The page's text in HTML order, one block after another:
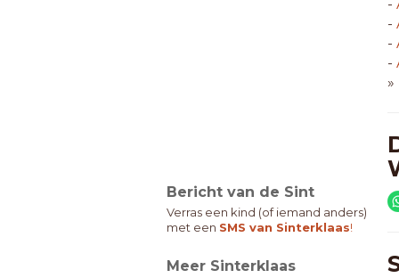
Bericht van de Sint
Verras een kind (of iemand anders)
met een SMS van Sinterklaas!
Meer Sinterklaas
-
-
-
-
»